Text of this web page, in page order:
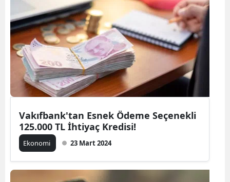
Hakkari
Hatay
Isparta
Mersin
İstanbul
İzmir
Kastamonu
Vakıfbank'tan Esnek Ödeme Seçenekli
125.000 TL İhtiyaç Kredisi!
Ekonomi 23 Mart 2024